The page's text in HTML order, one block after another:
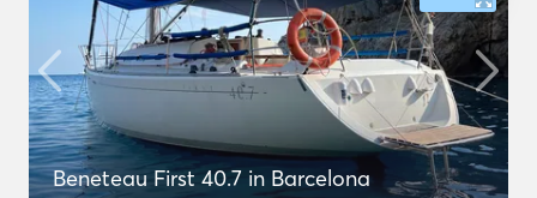
Beneteau First 40.7 in Barcelona